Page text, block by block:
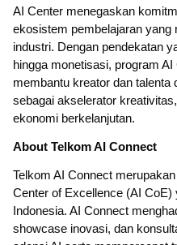
AI Center menegaskan
ekosistem pembelajaran yang
industri. Dengan pendekatan
hingga monetisasi, program
membantu kreator dan talenta
sebagai akselerator
ekonomi berkelanjutan.
About Telkom AI Connect
Telkom AI Connect
Center of Excellence (AI CoE)
Indonesia. AI Connect
showcase inovasi, dan